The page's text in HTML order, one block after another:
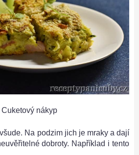
Cuketový nákyp
Na podzim jich je mraky a dají
dobroty. Například i tento